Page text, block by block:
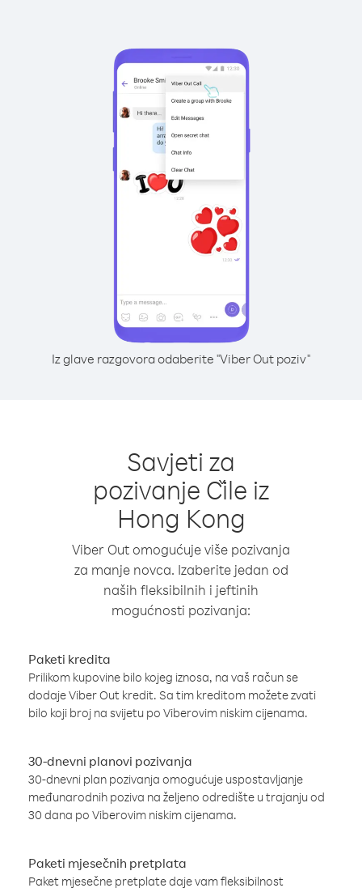
Iz glave razgovora odaberite "Viber Out poziv"
Savjeti za
pozivanje Čile iz
Hong Kong
Viber Out omogućuje više pozivanja
za manje novca. Izaberite jedan od
naših fleksibilnih i jeftinih
mogućnosti pozivanja:
Paketi kredita
Prilikom kupovine bilo kojeg iznosa, na vaš račun se
dodaje Viber Out kredit. Sa tim kreditom možete zvati
bilo koji broj na svijetu po Viberovim niskim cijenama.
30-dnevni planovi pozivanja
30-dnevni plan pozivanja omogućuje uspostavljanje
međunarodnih poziva na željeno odredište u trajanju od
30 dana po Viberovim niskim cijenama.
Paketi mjesečnih pretplata
Paket mjesečne pretplate daje vam fleksibilnost